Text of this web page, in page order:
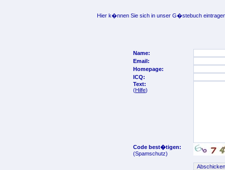
Hier k�nnen Sie sich in unser G�stebuch
Name:
Email:
Homepage:
ICQ:
Text:
(Hilfe)
Code best�tigen:
(Spamschutz)